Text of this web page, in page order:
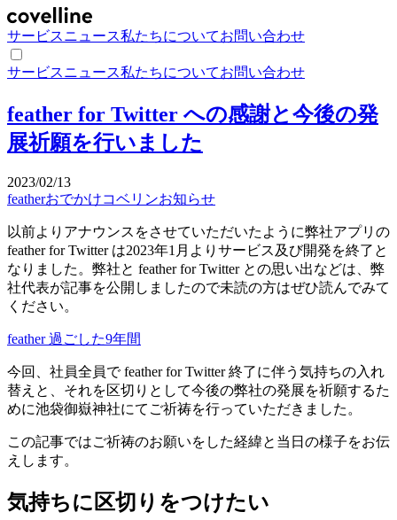
サービスニュース私たちについてお問い合わせ
サービスニュース私たちについてお問い合わせ
feather for Twitter への感謝と今後の発
展祈願を行いました
2023/02/13
featherおでかけコベリンお知らせ
以前よりアナウンスをさせていただいたように弊社アプリの
feather for Twitter は2023年1月よりサービス及び開発を終了と
なりました。弊社と feather for Twitter との思い出などは、弊
社代表が記事を公開しましたので未読の方はぜひ読んでみて
ください。
feather 過ごした9年間
今回、社員全員で feather for Twitter 終了に伴う気持ちの入れ
替えと、それを区切りとして今後の弊社の発展を祈願するた
めに池袋御嶽神社にてご祈祷を行っていただきました。
この記事ではご祈祷のお願いをした経緯と当日の様子をお伝
えします。
気持ちに区切りをつけたい